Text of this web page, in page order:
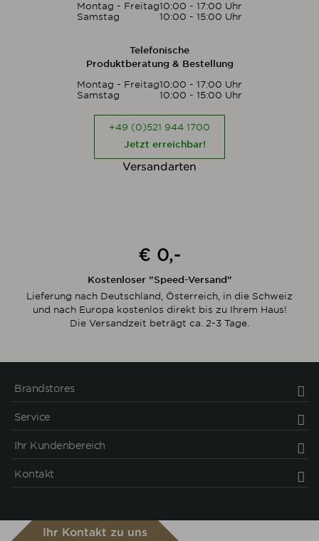
Montag - Freitag10:00 - 17:00 Uhr
Samstag
10:00 - 15:00 Uhr
Telefonische
Produktberatung & Bestellung
Montag - Freitag10:00 - 17:00 Uhr
Samstag
10:00 - 15:00 Uhr
+49 (0)521 944 1700
Jetzt erreichbar!
Versandarten
€ 0,-
Kostenloser "Speed-Versand"
Lieferung nach Deutschland, Österreich, in die Schweiz
und nach Europa kostenlos direkt bis zu Ihrem Haus!
Die Versandzeit beträgt ca. 2-3 Tage.
Brandstores
Service
Ihr Kundenbereich
Kontakt
Ihr Kontakt zu uns